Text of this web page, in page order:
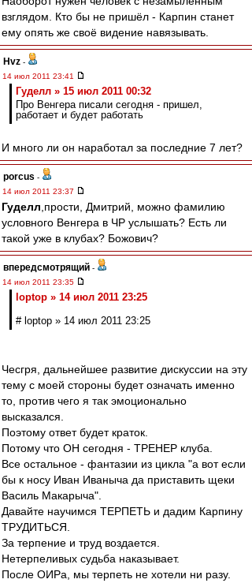
взглядом. Кто бы не пришёл - Карпин станет
ему опять же своё видение навязывать.
Hvz -
14 июл 2011 23:41
Гуделл » 15 июл 2011 00:32
Про Венгера писали сегодня - пришел,
работает и будет работать
И много ли он наработал за последние 7 лет?
porcus -
14 июл 2011 23:37
Гуделл ,прости, Дмитрий, можно фамилию
условного Венгера в ЧР услышать? Есть ли
такой уже в клубах? Божович?
впередсмотрящий -
14 июл 2011 23:35
loptop » 14 июл 2011 23:25
# loptop » 14 июл 2011 23:25
Чесгря, дальнейшее развитие дискуссии на эту
тему с моей стороны будет означать именно
то, против чего я так эмоционально
высказался.
Поэтому ответ будет краток.
Потому что ОН сегодня - ТРЕНЕР клуба.
Все остальное - фантазии из цикла "а вот если
бы к носу Иван Иваныча да приставить щеки
Василь Макарыча".
Давайте научимся ТЕРПЕТЬ и дадим Карпину
ТРУДИТЬСЯ.
За терпение и труд воздается.
Нетерпеливых судьба наказывает.
После ОИРа, мы терпеть не хотели ни разу.